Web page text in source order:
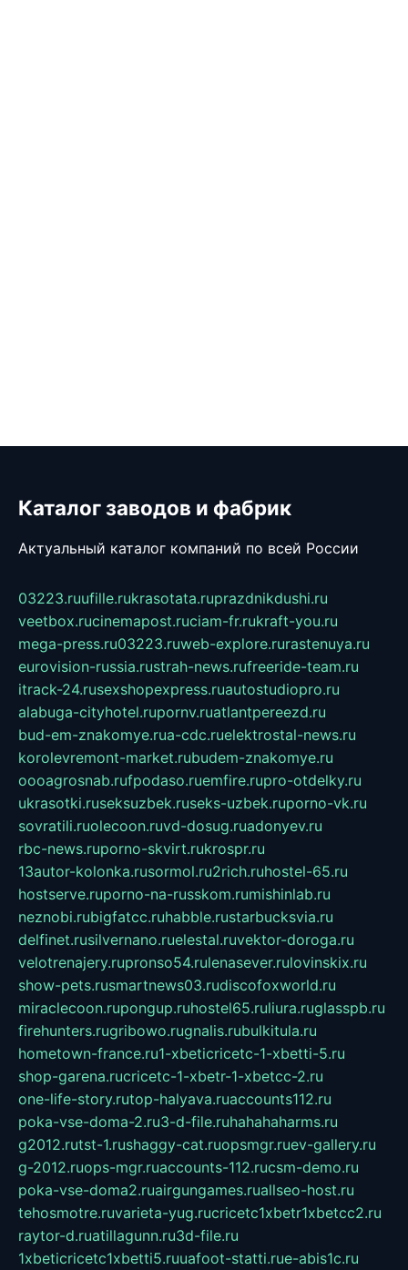
Каталог заводов и фабрик
Актуальный каталог компаний по всей России
03223.ruufille.rukrasotata.ruprazdnikdushi.ru
veetbox.rucinemapost.ruciam-fr.rukraft-you.ru
mega-press.ru03223.ruweb-explore.rurastenuya.ru
eurovision-russia.rustrah-news.rufreeride-team.ru
itrack-24.rusexshopexpress.ruautostudiopro.ru
alabuga-cityhotel.rupornv.ruatlantpereezd.ru
bud-em-znakomye.rua-cdc.ruelektrostal-news.ru
korolevremont-market.rubudem-znakomye.ru
oooagrosnab.rufpodaso.ruemfire.rupro-otdelky.ru
ukrasotki.ruseksuzbek.ruseks-uzbek.ruporno-vk.ru
sovratili.ruolecoon.ruvd-dosug.ruadonyev.ru
rbc-news.ruporno-skvirt.rukrospr.ru
13autor-kolonka.rusormol.ru2rich.ruhostel-65.ru
hostserve.ruporno-na-russkom.rumishinlab.ru
neznobi.rubigfatcc.ruhabble.rustarbucksvia.ru
delfinet.rusilvernano.ruelestal.ruvektor-doroga.ru
velotrenajery.rupronso54.rulenasever.rulovinskix.ru
show-pets.rusmartnews03.rudiscofoxworld.ru
miraclecoon.rupongup.ruhostel65.ruliura.ruglasspb.ru
firehunters.rugribowo.rugnalis.rubulkitula.ru
hometown-france.ru1-xbeticricetc-1-xbetti-5.ru
shop-garena.rucricetc-1-xbetr-1-xbetcc-2.ru
one-life-story.rutop-halyava.ruaccounts112.ru
poka-vse-doma-2.ru3-d-file.ruhahahaharms.ru
g2012.rutst-1.rushaggy-cat.ruopsmgr.ruev-gallery.ru
g-2012.ruops-mgr.ruaccounts-112.rucsm-demo.ru
poka-vse-doma2.ruairgungames.ruallseo-host.ru
tehosmotre.ruvarieta-yug.rucricetc1xbetr1xbetcc2.ru
raytor-d.ruatillagunn.ru3d-file.ru
1xbeticricetc1xbetti5.ruuafoot-statti.rue-abis1c.ru